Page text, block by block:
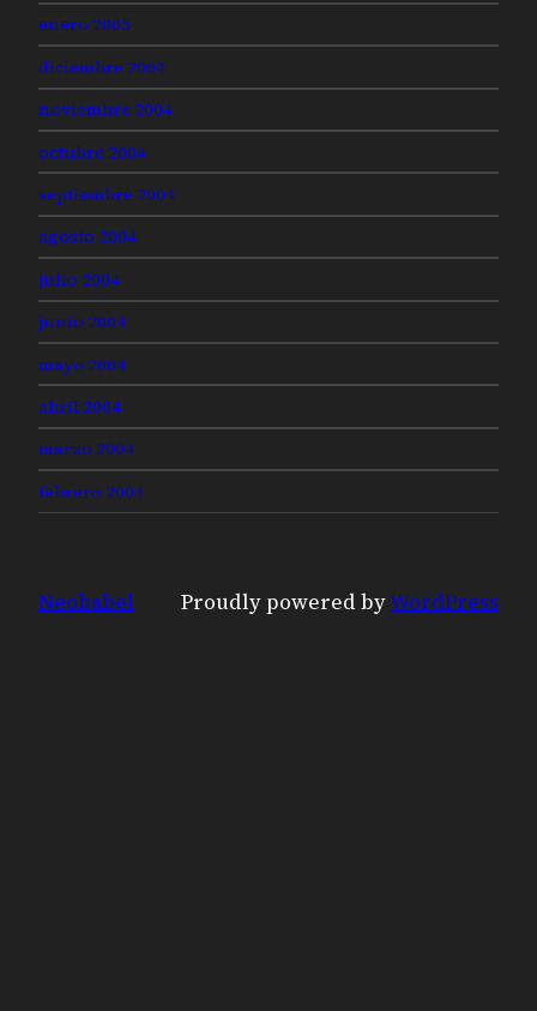
enero 2005
diciembre 2004
noviembre 2004
octubre 2004
septiembre 2004
agosto 2004
julio 2004
junio 2004
mayo 2004
abril 2004
marzo 2004
febrero 2004
Neobabel Proudly powered byWordPress